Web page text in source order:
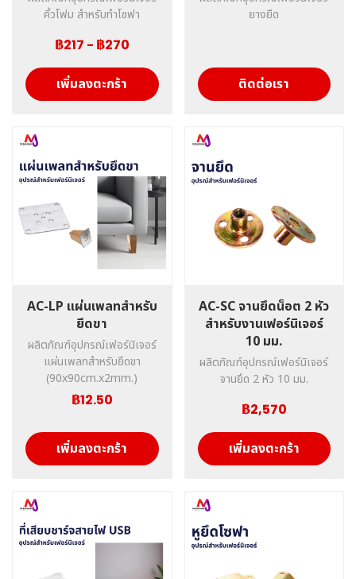
คิ้วโฟม สำหรับทำโซฟา
฿217 - ฿270
เพิ่มลงตะกร้า
ยางยืด
ติดต่อเรา
AC-LP แผ่นเพลทสำหรับ
ยึดขา
ผลิตภัณฑ์อุปกรณ์เฟอร์นิเจอร์
แผ่นเพลทสำหรับยึดขา
(90x90cm.x2mm.)
฿12.50
เพิ่มลงตะกร้า
AC-SC จานยึดน็อต 2 หัว
สำหรับงานเฟอร์นิเจอร์
10 มม.
ผลิตภัณฑ์อุปกรณ์เฟอร์นิเจอร์
จานยึด 2 หัว 10 มม.
฿2,570
เพิ่มลงตะกร้า